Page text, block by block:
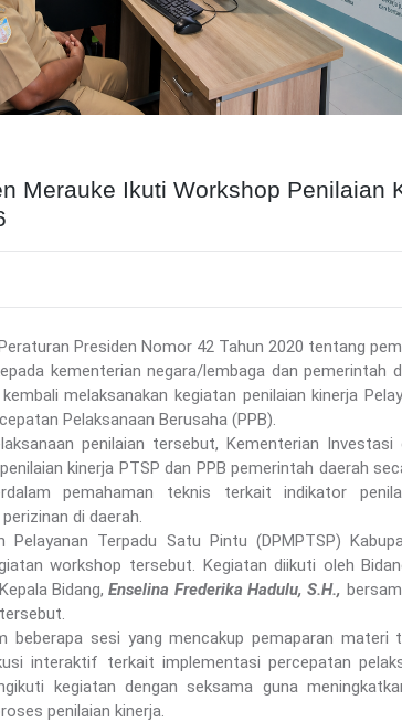
Merauke Ikuti Workshop Penilaian
Presiden Nomor 42 Tahun 2020 tentang
kementerian negara/lembaga dan pemerintah
melaksanakan kegiatan penilaian kinerja
Pelaksanaan Berusaha (PPB).
penilaian tersebut, Kementerian Investasi
kinerja PTSP dan PPB pemerintah daerah
pemahaman teknis terkait indikator
di daerah.
Pelayanan Terpadu Satu Pintu (DPMPTSP)
workshop tersebut. Kegiatan diikuti oleh
Bidang,Enselina Frederika Hadulu, S.H.,
beberapa sesi yang mencakup pemaparan materi
interaktif terkait implementasi percepatan
kegiatan dengan seksama guna
penilaian kinerja.